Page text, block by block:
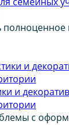
полноценное
и
с